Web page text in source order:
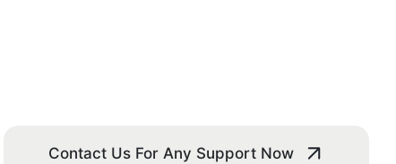
Contact Us For Any Support Now